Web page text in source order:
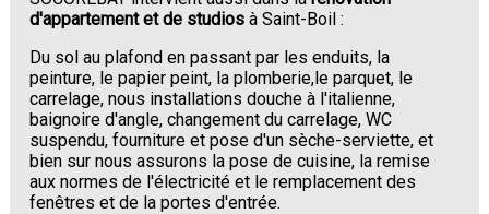
d'appartement et de studios à Saint-Boil :
Du sol au plafond en passant par les enduits, la
peinture, le papier peint, la plomberie,le parquet, le
carrelage, nous installations douche à l'italienne,
baignoire d'angle, changement du carrelage, WC
suspendu, fourniture et pose d'un sèche-serviette, et
bien sur nous assurons la pose de cuisine, la remise
aux normes de l'électricité et le remplacement des
fenêtres et de la portes d'entrée.